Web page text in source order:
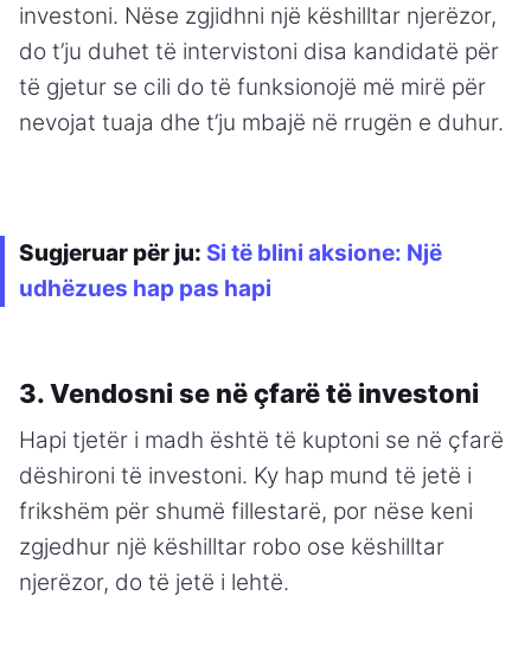
investoni. Nëse zgjidhni një këshilltar njerëzor,
do t’ju duhet të intervistoni disa kandidatë për
të gjetur se cili do të funksionojë më mirë për
nevojat tuaja dhe t’ju mbajë në rrugën e duhur.
Sugjeruar për ju: Si të blini aksione: Një
udhëzues hap pas hapi
3. Vendosni se në çfarë të investoni
Hapi tjetër i madh është të kuptoni se në çfarë
dëshironi të investoni. Ky hap mund të jetë i
frikshëm për shumë fillestarë, por nëse keni
zgjedhur një këshilltar robo ose këshilltar
njerëzor, do të jetë i lehtë.